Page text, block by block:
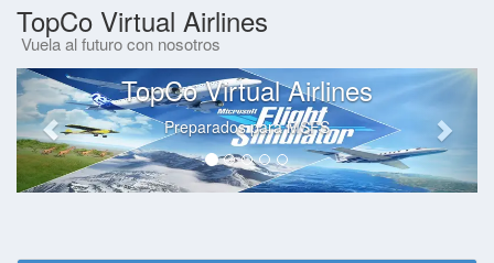
TopCo Virtual Airlines
Vuela al futuro con nosotros
TopCo Virtual Airlines
Preparados para MSFS